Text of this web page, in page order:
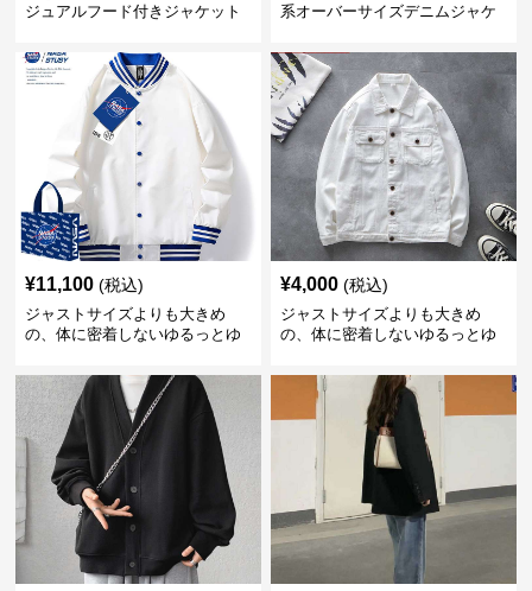
ジュアルフード付きジャケット
系オーバーサイズデニムジャケ
¥11,100 (税込)
ジャストサイズよりも大きめ
の、体に密着しないゆるっとゆ
ゆったりスポーツバーシティジ
ャケット
¥4,000 (税込)
ジャストサイズよりも大きめ
の、体に密着しないゆるっとゆ
ゆったりシルエットデニムジャ
ケット